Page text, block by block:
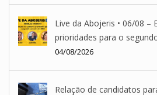
Live da Abojeris • 06/08 –
prioridades para o
04/08/2026
Relação de candidatos